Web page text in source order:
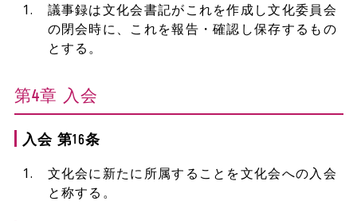
議事録は文化会書記がこれを作成し文化委員会
の閉会時に、これを報告・確認し保存するもの
とする。
第4章 入会
入会 第16条
文化会に新たに所属することを文化会への入会
と称する。